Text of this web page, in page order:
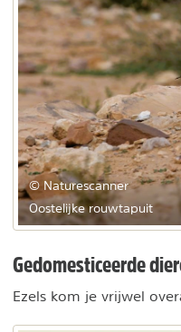
© Naturescanner
Oostelijke rouwtapuit
Gedomesticeerde
Ezels kom je vrijwel